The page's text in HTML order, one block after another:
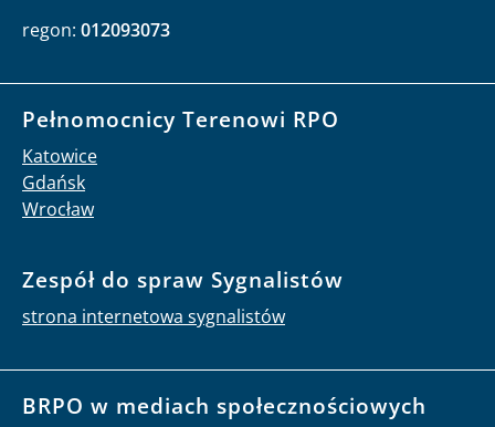
regon: 012093073
Pełnomocnicy Terenowi RPO
Katowice
Gdańsk
Wrocław
Zespół do spraw Sygnalistów
strona internetowa sygnalistów
BRPO w mediach społecznościowych